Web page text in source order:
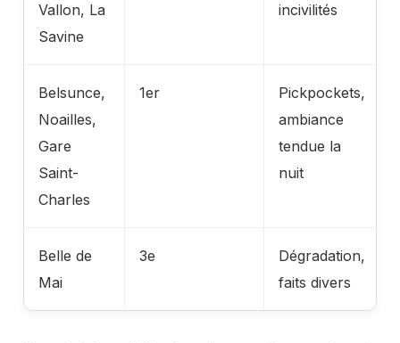
Vallon, La
Savine
incivilités
Belsunce,
Noailles,
Gare
Saint-
Charles
1er
Pickpockets,
ambiance
tendue la
nuit
Belle de
Mai
3e
Dégradation,
faits divers